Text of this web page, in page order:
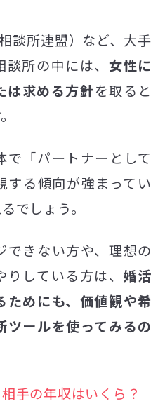
談所連盟）など、大手
所の中には、 女性に
は求める方針を取ると
で「パートナーとして
する傾向が強まってい
でしょう。
できない方や、理想の
している方は、 婚活
ためにも、価値観や希
ツールを使ってみるの
手の年収はいくら？